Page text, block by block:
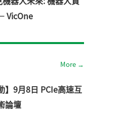
VicOne
More →
】9月8日 PCIe高速互
論壇